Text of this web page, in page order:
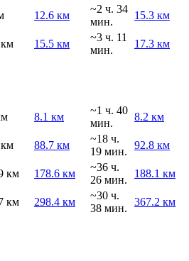
12.6 км
~2 ч. 34
мин.
15.3 км
15.5 км
~3 ч. 11
мин.
17.3 км
8.1 км
~1 ч. 40
мин.
8.2 км
88.7 км
~18 ч.
19 мин.
92.8 км
км 178.6 км
~36 ч.
26 мин.
188.1 км
км 298.4 км
~30 ч.
38 мин.
367.2 км